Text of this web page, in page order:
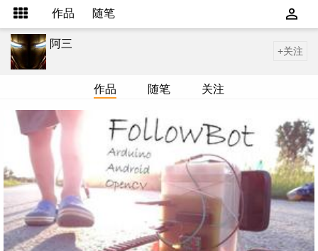
作品 随笔
阿三
+关注
作品 随笔 关注